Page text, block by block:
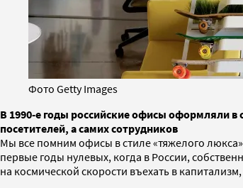
Фото Getty Images
В 1990-е годы российские офисы оформляли в
посетителей, а самих сотрудников
Мы все помним офисы в стиле «тяжелого
первые годы нулевых, когда в России,
на космической скорости въехать в